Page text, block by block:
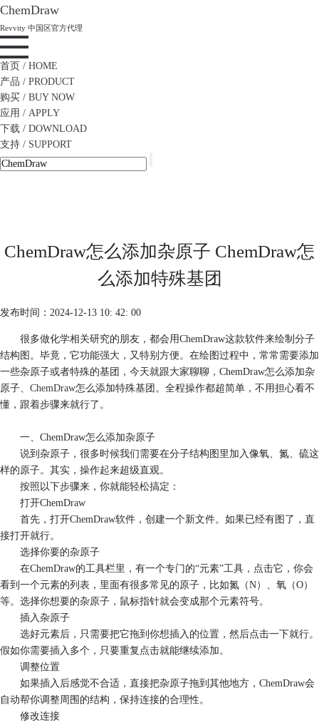
ChemDraw
Revvity 中国区官方代理
首页 / HOME
产品 / PRODUCT
购买 / BUY NOW
应用 / APPLY
下载 / DOWNLOAD
支持 / SUPPORT
ChemDraw怎么添加杂原子 ChemDraw怎
么添加特殊基团
发布时间：2024-12-13 10: 42: 00
很多做化学相关研究的朋友，都会用ChemDraw这款软件来绘制分子
结构图。毕竟，它功能强大，又特别方便。在绘图过程中，常常需要添加
一些杂原子或者特殊的基团，今天就跟大家聊聊，ChemDraw怎么添加杂
原子、 ChemDraw怎么添加特殊基团。全程操作都超简单，不用担心看不
懂，跟着步骤来就行了。
一、ChemDraw怎么添加杂原子
说到杂原子，很多时候我们需要在分子结构图里加入像氧、氮、硫这
样的原子。其实，操作起来超级直观。
按照以下步骤来，你就能轻松搞定：
打开ChemDraw
首先，打开ChemDraw软件，创建一个新文件。如果已经有图了，直
接打开就行。
选择你要的杂原子
在ChemDraw的工具栏里，有一个专门的“元素”工具，点击它，你会
看到一个元素的列表，里面有很多常见的原子，比如氮（N）、氧（O）
等。选择你想要的杂原子，鼠标指针就会变成那个元素符号。
插入杂原子
选好元素后，只需要把它拖到你想插入的位置，然后点击一下就行。
假如你需要插入多个，只要重复点击就能继续添加。
调整位置
如果插入后感觉不合适，直接把杂原子拖到其他地方，ChemDraw会
自动帮你调整周围的结构，保持连接的合理性。
修改连接